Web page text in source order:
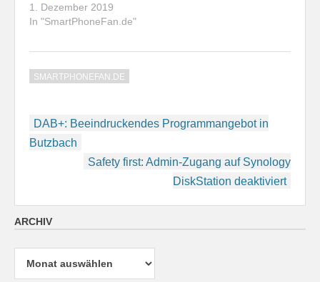
1. Dezember 2019
In "SmartPhoneFan.de"
SMARTPHONEFAN.DE
Beitragsnavigation
DAB+: Beeindruckendes Programmangebot in
Butzbach
Safety first: Admin-Zugang auf Synology
DiskStation deaktiviert
ARCHIV
Archiv